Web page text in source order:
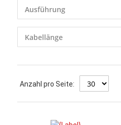
Anzahl pro Seite: